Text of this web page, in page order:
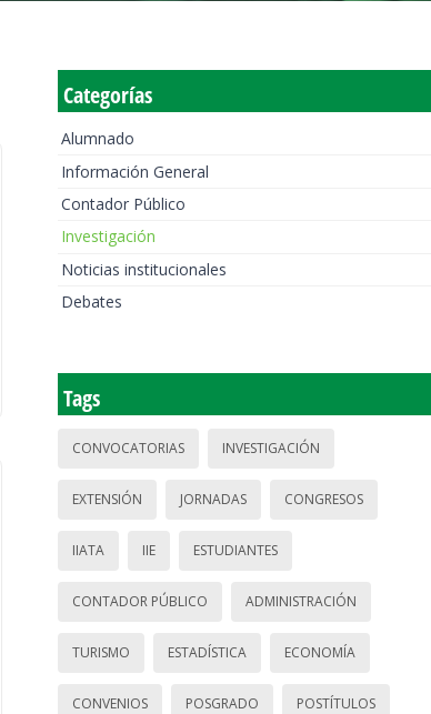
Categorías
Alumnado
Información General
Contador Público
Investigación
Noticias institucionales
Debates
Tags
CONVOCATORIAS INVESTIGACIÓN
EXTENSIÓN JORNADAS CONGRESOS
IIATA IIE ESTUDIANTES
CONTADOR PÚBLICO ADMINISTRACIÓN
TURISMO ESTADÍSTICA ECONOMÍA
CONVENIOS POSGRADO POSTÍTULOS